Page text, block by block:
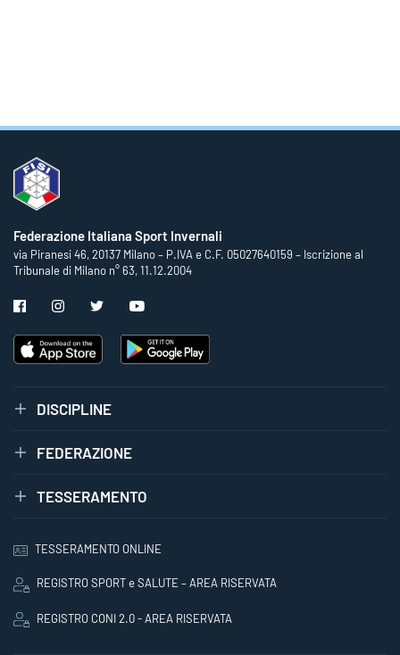
Federazione Italiana Sport Invernali
via Piranesi 46, 20137 Milano – P.IVA e C.F. 05027640159 – Iscrizione al
Tribunale di Milano n° 63, 11.12.2004
DISCIPLINE
FEDERAZIONE
TESSERAMENTO
TESSERAMENTO ONLINE
REGISTRO SPORT e SALUTE – AREA RISERVATA
REGISTRO CONI 2.0 - AREA RISERVATA